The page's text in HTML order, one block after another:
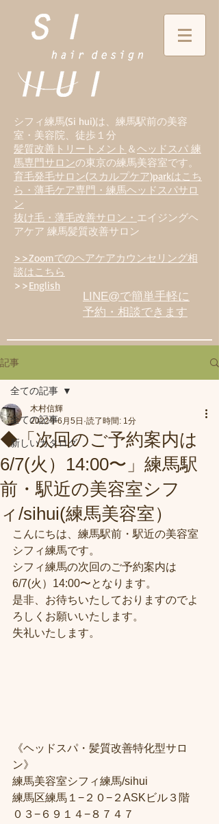
シフィ練馬(Si hui)は、 練馬駅前の美容
室・美容院、徒歩１分
髪質改善トリートメント ＆ヘッドスパ 練
馬専門サロンの東京の練馬美容室です。
育毛発毛サロン(スカルプケア)parkはこち
ら・薄毛ケア専門・練馬ヘッドスパサロ
ン
抜け毛・薄毛改善サロン・ エイジングヘ
アケア 練馬髪質改善サロン
>>Zoomでのヘアケアカウンセリング相
談はこちら
>>English
LINE@で簡単手軽に
予約・相談できます
記事
全ての記事
新しいカタログ
全ての記事
◆「次回のご予約案内は
6/7(火）14:00〜」練馬駅
前・駅近の美容室シフ
ィ/sihui(練馬美容室）
木村信輝
2022年6月5日 読了時間: 1分
こんにちは、練馬駅前・駅近の美容室
シフィ練馬です。
シフィ練馬の次回のご予約案内は
6/7(火）14:00〜となります。
是非、お待ちいたしておりますのでよ
ろしくお願いいたします。
失礼いたします。
《ヘッドスパ・髪質改善特化型サロ
ン》
練馬美容室シフィ練馬/sihui
練馬区練馬１−２０−２ASKビル３階
０３−６９１４−８７４７